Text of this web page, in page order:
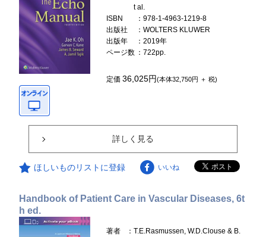
t al.
ISBN
：978-1-4963-1219-8
出版社
：WOLTERS KLUWER
出版年
：2019年
ページ数 ：722pp.
定価36,025円(本体32,750円 ＋ 税)
詳しく見る
ほしいものリストに登録 いいね
Handbook of Patient Care in Vascular Diseases, 6t
h ed.
著者
：T.E.Rasmussen, W.D.Clouse & B.